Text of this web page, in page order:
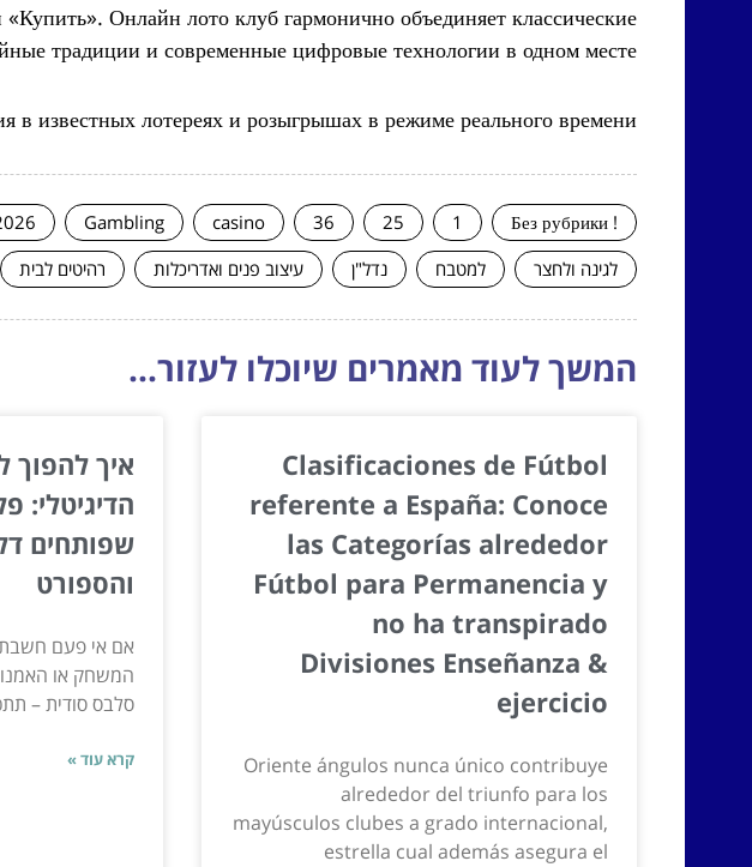
Онлайн лото клуб гармонично объединяет классические
традиции и современные цифровые технологии в одном месте.
в известных лотереях и розыгрышах в режиме реального времени.
! Без рубрики
1
25
36
casino
Gambling
לגינה ולחצר
למטבח נדל"ן עיצוב פנים ואדריכלות רהיטים לבית
המשך לעוד מאמרים שיוכלו לעזור...
Clasificaciones de Fútbol
referente a España: Conoce
las Categorías alrededor
Fútbol para Permanencia y
no ha transpirado
Divisiones Enseñanza &
ejercicio
Oriente ángulos nunca único contribuye
alrededor del triunfo para los
mayúsculos clubes a grado internacional,
estrella cual además asegura el
איך להפוך
הדיגיטלי:
שפותחים
והספורט
אם אי פעם
המשחק או
סלבס סודית –
קרא עוד »